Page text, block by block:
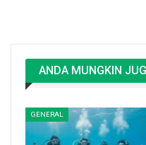
ANDA MUNGKIN
GENERAL